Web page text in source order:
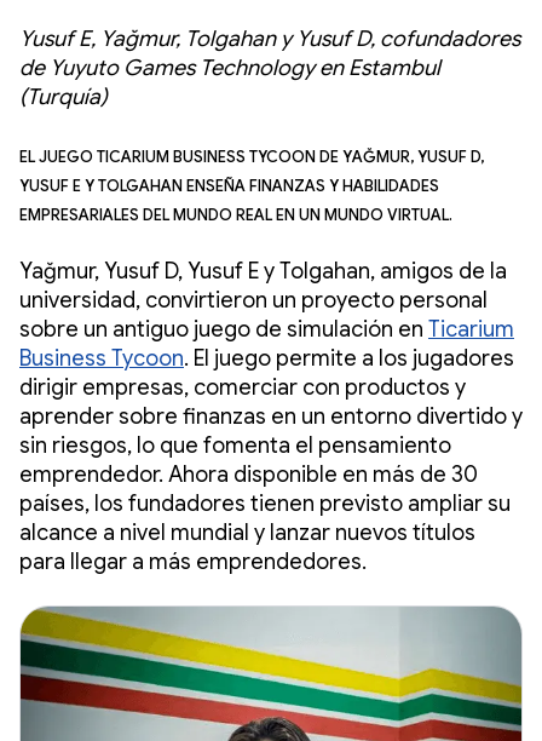
Yusuf E, Yağmur, Tolgahan y Yusuf D, cofundadores
de Yuyuto Games Technology en Estambul
(Turquía)
El juego Ticarium Business Tycoon de Yağmur, Yusuf D,
Yusuf E y Tolgahan enseña finanzas y habilidades
empresariales del mundo real en un mundo virtual.
Yağmur, Yusuf D, Yusuf E y Tolgahan, amigos de la
universidad, convirtieron un proyecto personal
sobre un antiguo juego de simulación en Ticarium
Business Tycoon. El juego permite a los jugadores
dirigir empresas, comerciar con productos y
aprender sobre finanzas en un entorno divertido y
sin riesgos, lo que fomenta el pensamiento
emprendedor. Ahora disponible en más de 30
países, los fundadores tienen previsto ampliar su
alcance a nivel mundial y lanzar nuevos títulos
para llegar a más emprendedores.